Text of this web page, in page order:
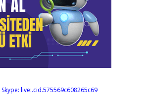
Skype: live:.cid.575569c608265c69